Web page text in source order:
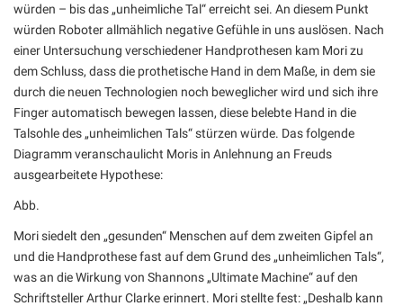
würden – bis das „unheimliche Tal“ erreicht sei. An diesem Punkt
würden Roboter allmählich negative Gefühle in uns auslösen. Nach
einer Untersuchung verschiedener Handprothesen kam Mori zu
dem Schluss, dass die prothetische Hand in dem Maße, in dem sie
durch die neuen Technologien noch beweglicher wird und sich ihre
Finger automatisch bewegen lassen, diese belebte Hand in die
Talsohle des „unheimlichen Tals“ stürzen würde. Das folgende
Diagramm veranschaulicht Moris in Anlehnung an Freuds
ausgearbeitete Hypothese:
Abb.
Mori siedelt den „gesunden“ Menschen auf dem zweiten Gipfel an
und die Handprothese fast auf dem Grund des „unheimlichen Tals“,
was an die Wirkung von Shannons „Ultimate Machine“ auf den
Schriftsteller Arthur Clarke erinnert. Mori stellte fest: „Deshalb kann